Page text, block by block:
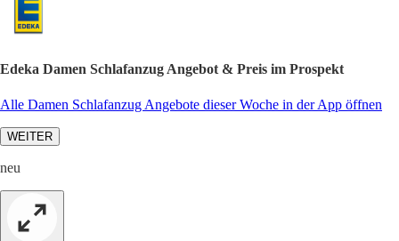
Edeka Damen Schlafanzug Angebot & Preis im Prospekt
Alle Damen Schlafanzug Angebote dieser Woche in der App öffnen
WEITER
neu